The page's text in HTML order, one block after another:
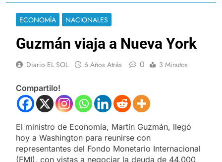
ECONOMÍA NACIONALES
Guzmán viaja a Nueva York
Diario EL SOL 6 Años Atrás 0 3 Minutos
Compartilo!
El ministro de Economía, Martín Guzmán, llegó
hoy a Washington para reunirse con
representantes del Fondo Monetario Internacional
(FMI), con vistas a negociar la deuda de 44.000